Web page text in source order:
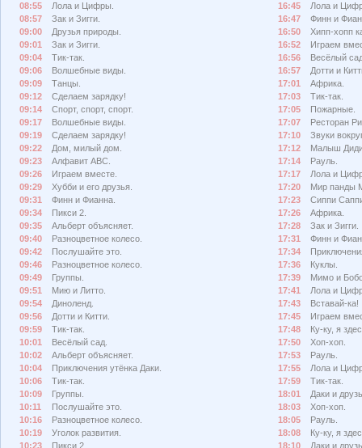
08:55
Лола и Цифры.
08:57
Зак и Зигги.
09:00
Друзья природы.
09:01
Зак и Зигги.
09:04
Тик-так.
09:06
Волшебные виды.
09:09
Танцы.
09:12
Сделаем зарядку!
09:14
Спорт, спорт, спорт.
09:17
Волшебные виды.
09:19
Сделаем зарядку!
09:22
Дом, милый дом.
09:23
Алфавит АВС.
09:26
Играем вместе.
09:29
Хубби и его друзья.
09:31
Финн и Фианна.
09:34
Пикси 2.
09:35
Альберт объясняет.
09:40
Разноцветное колесо.
09:42
Послушайте это.
09:46
Разноцветное колесо.
09:49
Группы.
09:51
Мию и Литто.
09:54
Диноленд.
09:56
Дотти и Китти.
09:59
Тик-так.
10:01
Весёлый сад.
10:02
Альберт объясняет.
10:04
Приключения утёнка Даки.
10:06
Тик-так.
10:09
Группы.
10:11
Послушайте это.
10:16
Разноцветное колесо.
10:19
Уголок развития.
10:23
Пикси 2.
16:45
Лола и
16:47
Финн и
16:50
Хипп-хопп
16:52
Играем
16:56
Весёлый
16:57
Дотти и
17:01
Африка.
17:03
Тик-так.
17:05
Пожарные.
17:07
Ресторан
17:10
Звуки
17:12
Малыш
17:14
Рауль.
17:17
Лола и
17:20
Мир панды
17:23
Сиппи
17:26
Африка.
17:28
Зак и Зигги.
17:31
Финн и
17:34
17:36
Куклы.
17:39
Мимо и
17:41
Лола и
17:43
Вставай-ка!
17:45
Играем
17:48
Ку-ку, я
17:50
Хоп-хоп.
17:53
Рауль.
17:55
Лола и
17:59
Тик-так.
18:01
Даки и
18:03
Хоп-хоп.
18:05
Рауль.
18:08
Ку-ку, я
18:10
Даки и